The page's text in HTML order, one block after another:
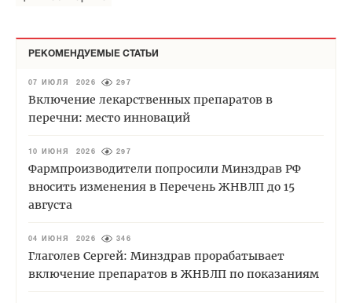
РЕКОМЕНДУЕМЫЕ СТАТЬИ
07 ИЮЛЯ 2026 297
Включение лекарственных препаратов в
перечни: место инноваций
10 ИЮНЯ 2026 297
Фармпроизводители попросили Минздрав РФ
вносить изменения в Перечень ЖНВЛП до 15
августа
04 ИЮНЯ 2026 346
Глаголев Сергей: Минздрав прорабатывает
включение препаратов в ЖНВЛП по показаниям